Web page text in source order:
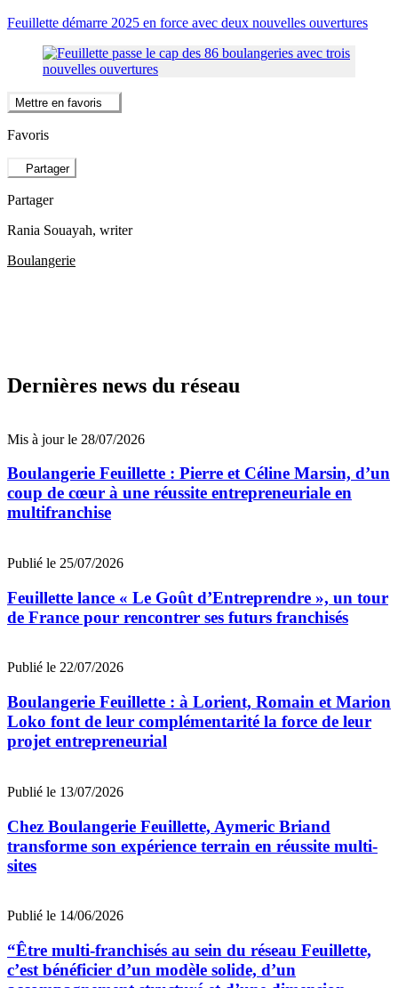
Feuillette démarre 2025 en force avec deux nouvelles ouvertures
Mettre en favoris
Favoris
Partager
Partager
Rania Souayah, writer
Boulangerie
Dernières news du réseau
Mis à jour le 28/07/2026
Boulangerie Feuillette : Pierre et Céline Marsin, d’un
coup de cœur à une réussite entrepreneuriale en
multifranchise
Publié le 25/07/2026
Feuillette lance « Le Goût d’Entreprendre », un tour
de France pour rencontrer ses futurs franchisés
Publié le 22/07/2026
Boulangerie Feuillette : à Lorient, Romain et Marion
Loko font de leur complémentarité la force de leur
projet entrepreneurial
Publié le 13/07/2026
Chez Boulangerie Feuillette, Aymeric Briand
transforme son expérience terrain en réussite multi-
sites
Publié le 14/06/2026
“Être multi-franchisés au sein du réseau Feuillette,
c’est bénéficier d’un modèle solide, d’un